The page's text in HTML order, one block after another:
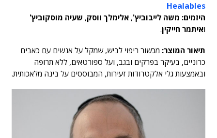
Healables
היזמים: משה לייבוביץ', אלימלך ווסק, שעיה מוסקוביץ'
ואיתמר חייקין.
תיאור המוצר: מכשור ריפוי לביש, שמקל על אנשים עם כאבים
כרוניים, בעיקר בפרקים ובגב, ועל ספורטאים, ללא תרופה
ובאמצעות גלי אלקטרודות זעירות, המבוססים על בינה מלאכותית.